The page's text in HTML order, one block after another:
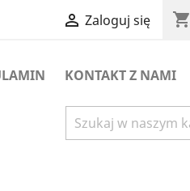
 Zaloguj się shopping_cart
KONTAKT Z NAMI